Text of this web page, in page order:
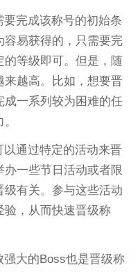
完成该称号的初始条
易获得的，只需要完
的等级即可。但是，随
越高。比如，想要晋
一系列较为困难的任
以通过特定的活动来晋
一些节日活动或者限
有关。参与这些活动
验，从而快速晋级称
大的Boss也是晋级称